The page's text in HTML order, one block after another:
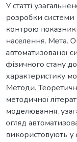
У статті
розробки системи
контрою
населення. Мета.
автоматизованої
фізичного стану
характеристику
Методи.
методичної
моделювання,
огляд
використовують у